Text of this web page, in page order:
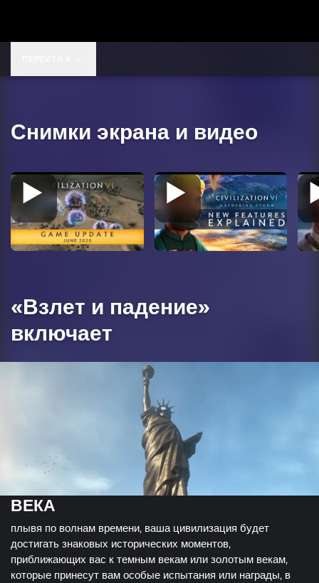
Снимки экрана и видео
«Взлет и падение»
включает
ВЕКА
плывя по волнам времени, ваша цивилизация будет
достигать знаковых исторических моментов,
приближающих вас к темным векам или золотым векам,
которые принесут вам особые испытания или награды, в